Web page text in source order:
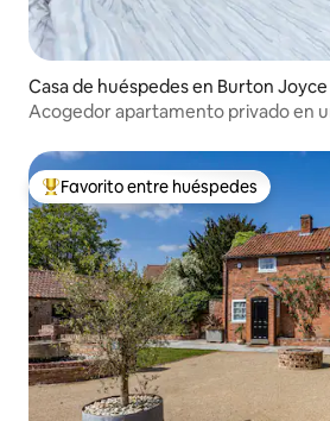
Casa de huéspedes en Burton Joyce
Acogedor apartamento privado en
De los mejores en Favorito entre
Favorito entre huéspedes